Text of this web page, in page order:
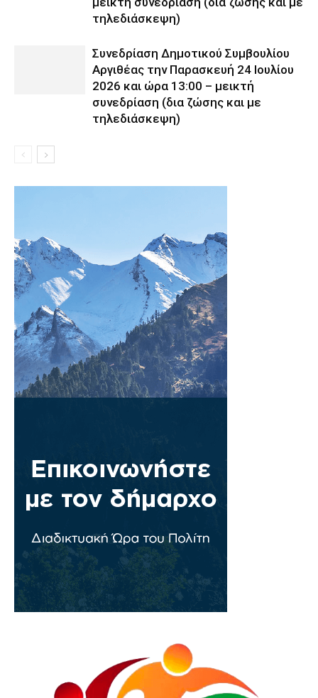
τηλεδιάσκεψη)
Συνεδρίαση Δημοτικού Συμβουλίου
Αργιθέας την Παρασκευή 24 Ιουλίου
2026 και ώρα 13:00 – μεικτή
συνεδρίαση (δια ζώσης και με
τηλεδιάσκεψη)